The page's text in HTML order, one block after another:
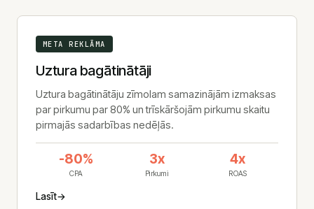
META REKLĀMA
Uztura bagātinātāji
Uztura bagātinātāju zīmolam samazinājām izmaksas
par pirkumu par 80% un trīskāršojām pirkumu skaitu
pirmajās sadarbības nedēļās.
-80%
CPA
3x
Pirkumi
4x
ROAS
Lasīt→